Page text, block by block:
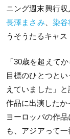
ニング週末興行
長澤まさみ
染谷
うそうたるキャス
「30歳を超えて
目標のひとつと
えていました」
作品に出演した
ヨーロッパの作
も、アジアって